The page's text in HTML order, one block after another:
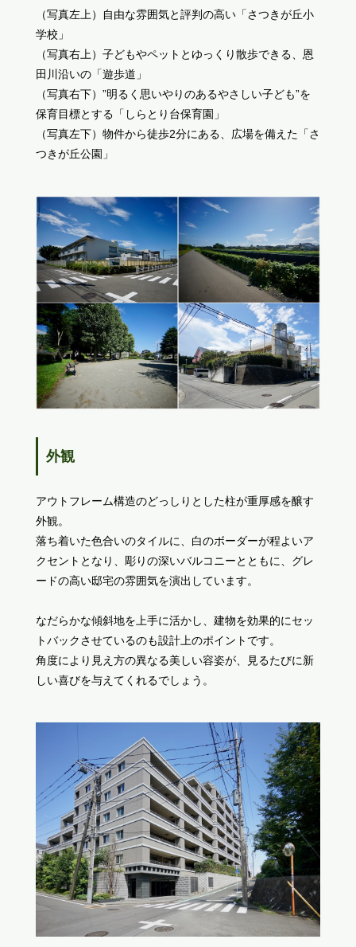
（写真左上）自由な雰囲気と評判の高い「さつきが丘小
学校」
（写真右上）子どもやペットとゆっくり散歩できる、恩
田川沿いの「遊歩道」
（写真右下）”明るく思いやりのあるやさしい子ども”を
保育目標とする「しらとり台保育園」
（写真左下）物件から徒歩2分にある、広場を備えた「さ
つきが丘公園」
外観
アウトフレーム構造のどっしりとした柱が重厚感を醸す
外観。
落ち着いた色合いのタイルに、白のボーダーが程よいア
クセントとなり、彫りの深いバルコニーとともに、グレ
ードの高い邸宅の雰囲気を演出しています。
なだらかな傾斜地を上手に活かし、建物を効果的にセッ
トバックさせているのも設計上のポイントです。
角度により見え方の異なる美しい容姿が、見るたびに新
しい喜びを与えてくれるでしょう。